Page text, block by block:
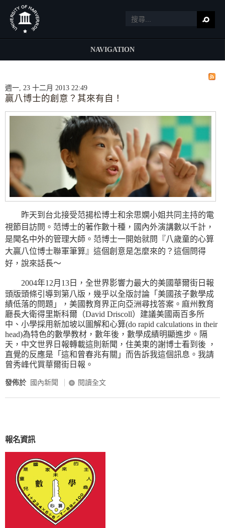
NAVIGATION
週一, 23 十二月 2013 22:49
贏八博士的創意？其來有自！
昨天到台北接受范揚松博士和余思嫻小姐共同主持的電
視節目訪問。范博士的著作數十種，國內外演講數以千計，
是聞名中外的管理大師。范博士一開始就問『八歲童的心算
大贏八位博士聯軍筆算』這個創意是怎麼來的？這個問得
好，說來話長～
2004年12月13日，全世界影響力最大的美國華爾街日報
頭版頭條引導到第八版，幾乎以全版討論「美國孩子數學成
績低落的問題」，美國教育界正向亞洲尋找答案。麻州教育
廳長大衛得里斯科爾（David Driscoll）建議美國兩百多所
中、小學採用新加坡以圖解和心算(do rapid calculations in their
head)為特色的數學教材，數年後，數學成績明顯進步。隔
天，中文世界日報轉載這則新聞，住美東的謝博士看到後 ，
直覺的反應是「這和曾春兆有關」而告訴我這個訊息。我請
曾秀峰代買華爾街日報。
發佈於 國內新聞 閱讀全文
報名資訊